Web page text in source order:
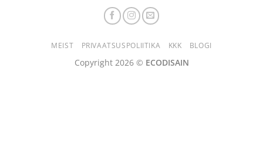
MEIST PRIVAATSUSPOLIITIKA KKK BLOGI
Copyright 2026 © ECODISAIN